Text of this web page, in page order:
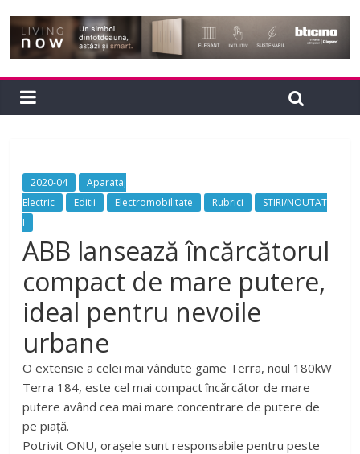
2020-04
Aparataj
Electric
Editii Electromobilitate Rubrici
STIRI/NOUTAT
I
ABB lansează încărcătorul
compact de mare putere,
ideal pentru nevoile
urbane
O extensie a celei mai vândute game Terra, noul 180kW
Terra 184, este cel mai compact încărcător de mare
putere având cea mai mare concentrare de putere de
pe piață.
Potrivit ONU, orașele sunt responsabile pentru peste